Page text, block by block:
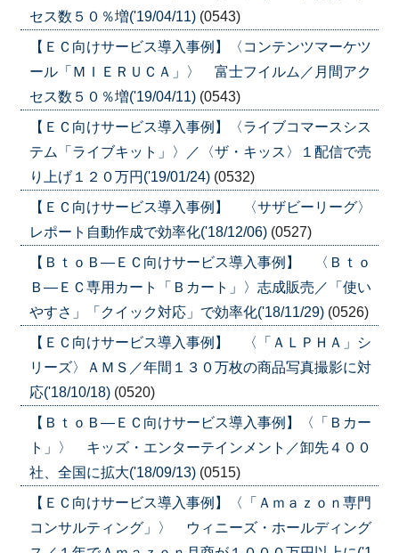
セス数５０％増('19/04/11) (0543)
【ＥＣ向けサービス導入事例】〈コンテンツマーケツ
ール「ＭＩＥＲＵＣＡ」〉 富士フイルム／月間アク
セス数５０％増('19/04/11) (0543)
【ＥＣ向けサービス導入事例】〈ライブコマースシス
テム「ライブキット」〉／〈ザ・キッス〉１配信で売
り上げ１２０万円('19/01/24) (0532)
【ＥＣ向けサービス導入事例】 〈サザビーリーグ〉
レポート自動作成で効率化('18/12/06) (0527)
【ＢｔｏＢ―ＥＣ向けサービス導入事例】 〈Ｂｔｏ
Ｂ―ＥＣ専用カート「Ｂカート」〉志成販売／「使い
やすさ」「クイック対応」で効率化('18/11/29) (0526)
【ＥＣ向けサービス導入事例】 〈「ＡＬＰＨＡ」シ
リーズ〉ＡＭＳ／年間１３０万枚の商品写真撮影に対
応('18/10/18) (0520)
【ＢｔｏＢ―ＥＣ向けサービス導入事例】〈「Ｂカー
ト」〉 キッズ・エンターテインメント／卸先４００
社、全国に拡大('18/09/13) (0515)
【ＥＣ向けサービス導入事例】〈「Ａｍａｚｏｎ専門
コンサルティング」〉 ウィニーズ・ホールディング